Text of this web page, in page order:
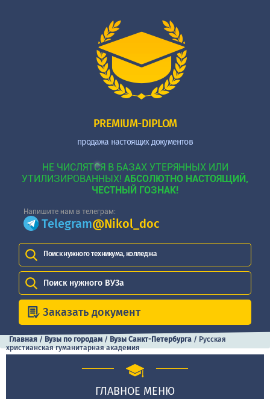
PREMIUM-DIPLOM
продажа настоящих документов
НЕ ЧИСЛЯТСЯ В БАЗАХ УТЕРЯННЫХ ИЛИ
УТИЛИЗИРОВАННЫХ! АБСОЛЮТНО НАСТОЯЩИЙ,
ЧЕСТНЫЙ ГОЗНАК!
Напишите нам в телеграм:
Telegram@Nikol_doc
Поиск нужного техникума, колледжа
Поиск нужного ВУЗа
Заказать документ
Главная / Вузы по городам / Вузы Санкт-Петербурга / Русская
христианская гуманитарная академия
ГЛАВНОЕ МЕНЮ